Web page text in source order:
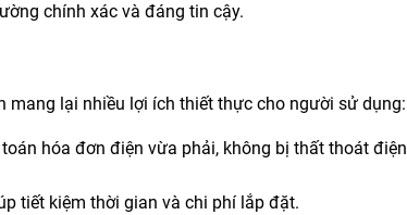
chính xác và đáng tin cậy.
mang lại nhiều lợi ích thiết thực cho người sử dụng:
hóa đơn điện vừa phải, không bị thất thoát điện
tiết kiệm thời gian và chi phí lắp đặt.